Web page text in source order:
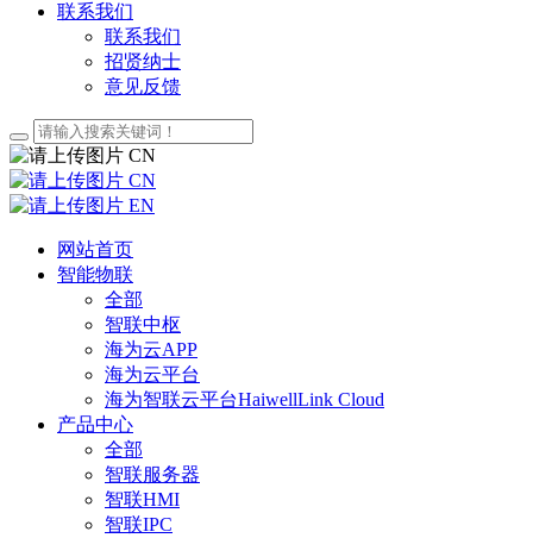
联系我们
联系我们
招贤纳士
意见反馈
CN
CN
EN
网站首页
智能物联
全部
智联中枢
海为云APP
海为云平台
海为智联云平台HaiwellLink Cloud
产品中心
全部
智联服务器
智联HMI
智联IPC